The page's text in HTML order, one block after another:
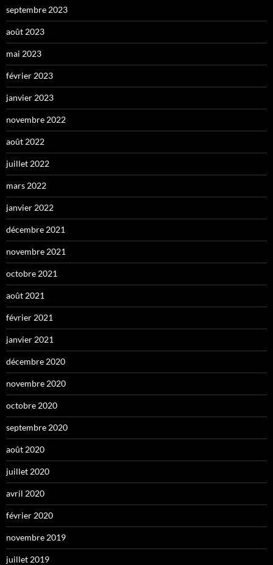
septembre 2023
août 2023
mai 2023
février 2023
janvier 2023
novembre 2022
août 2022
juillet 2022
mars 2022
janvier 2022
décembre 2021
novembre 2021
octobre 2021
août 2021
février 2021
janvier 2021
décembre 2020
novembre 2020
octobre 2020
septembre 2020
août 2020
juillet 2020
avril 2020
février 2020
novembre 2019
juillet 2019